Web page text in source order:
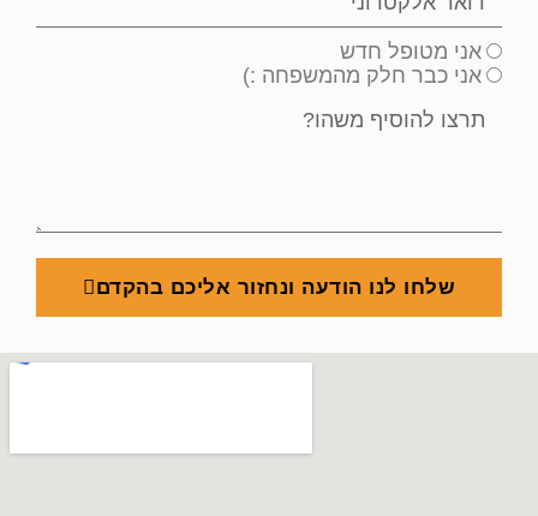
אני מטופל חדש
אני כבר חלק מהמשפחה :)
שלחו לנו הודעה ונחזור אליכם בהקדם